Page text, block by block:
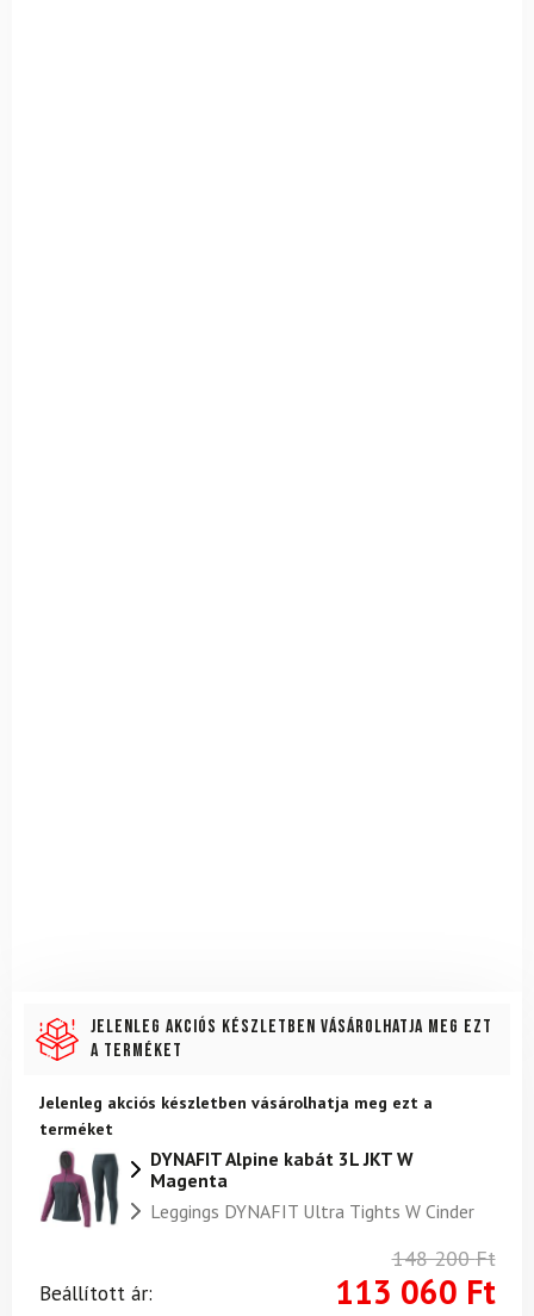
Jelenleg akciós készletben vásárolhatja meg ezt
a terméket
Jelenleg akciós készletben vásárolhatja meg ezt a
terméket
DYNAFIT Alpine kabát 3L JKT W
Magenta
Leggings DYNAFIT Ultra Tights W Cinder
148 200Ft
Beállított ár:
113 060 Ft